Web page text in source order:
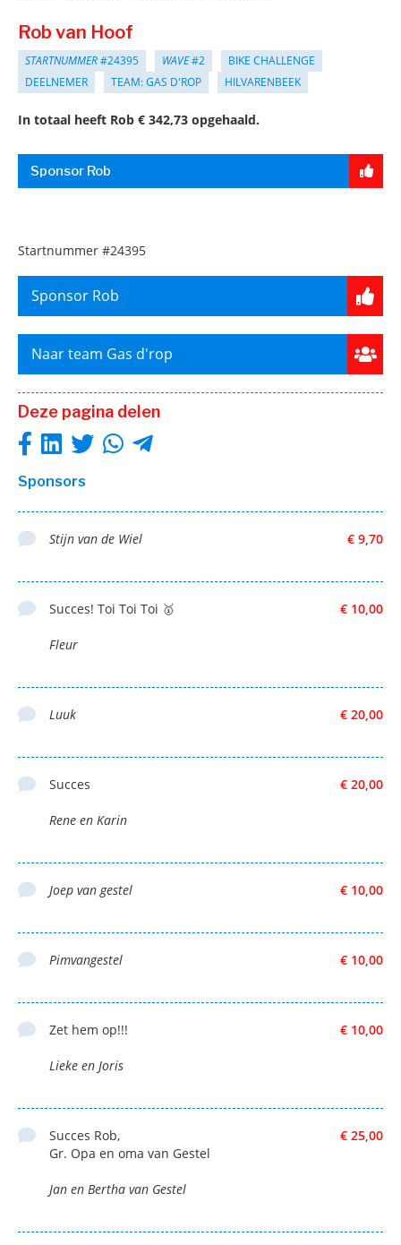
Rob van Hoof
STARTNUMMER#24395 WAVE#2
BIKE CHALLENGE
DEELNEMER
TEAM: GAS D'ROP HILVARENBEEK
In totaal heeft Rob € 342,73 opgehaald.
Sponsor Rob
Startnummer #24395
Sponsor Rob
Naar team Gas d'rop
Deze pagina delen
Sponsors
€ 9,70
Stijn van de Wiel
€ 10,00
Succes! Toi Toi Toi 🥇
Fleur
€ 20,00
Luuk
€ 20,00
Succes
Rene en Karin
€ 10,00
Joep van gestel
€ 10,00
Pimvangestel
€ 10,00
Zet hem op!!!
Lieke en Joris
€ 25,00
Succes Rob,
Gr. Opa en oma van Gestel
Jan en Bertha van Gestel